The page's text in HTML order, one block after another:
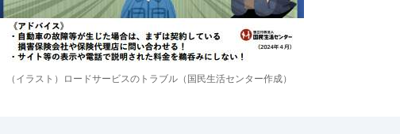
（イラスト）ロードサービスのトラブル（国民生活センター作成）